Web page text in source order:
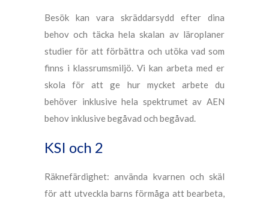
Besök kan vara skräddarsydd efter dina
behov och täcka hela skalan av läroplaner
studier för att förbättra och utöka vad som
finns i klassrumsmiljö. Vi kan arbeta med er
skola för att ge hur mycket arbete du
behöver inklusive hela spektrumet av AEN
behov inklusive begåvad och begåvad.
KSI och 2
Räknefärdighet: använda kvarnen och skäl
för att utveckla barns förmåga att bearbeta,